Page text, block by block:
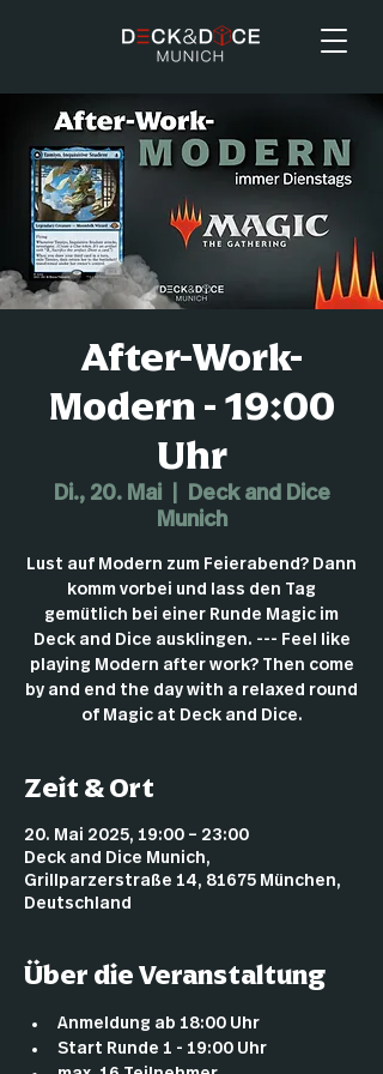
After-Work-
Modern - 19:00
Uhr
Di., 20. Mai
  |
Deck and Dice
Munich
Lust auf Modern zum Feierabend? Dann
komm vorbei und lass den Tag
gemütlich bei einer Runde Magic im
Deck and Dice ausklingen. --- Feel like
playing Modern after work? Then come
by and end the day with a relaxed round
of Magic at Deck and Dice.
Zeit & Ort
20. Mai 2025, 19:00 – 23:00
Deck and Dice Munich,
Grillparzerstraße 14, 81675 München,
Deutschland
Über die Veranstaltung
Anmeldung ab 18:00 Uhr
Start Runde 1 - 19:00 Uhr